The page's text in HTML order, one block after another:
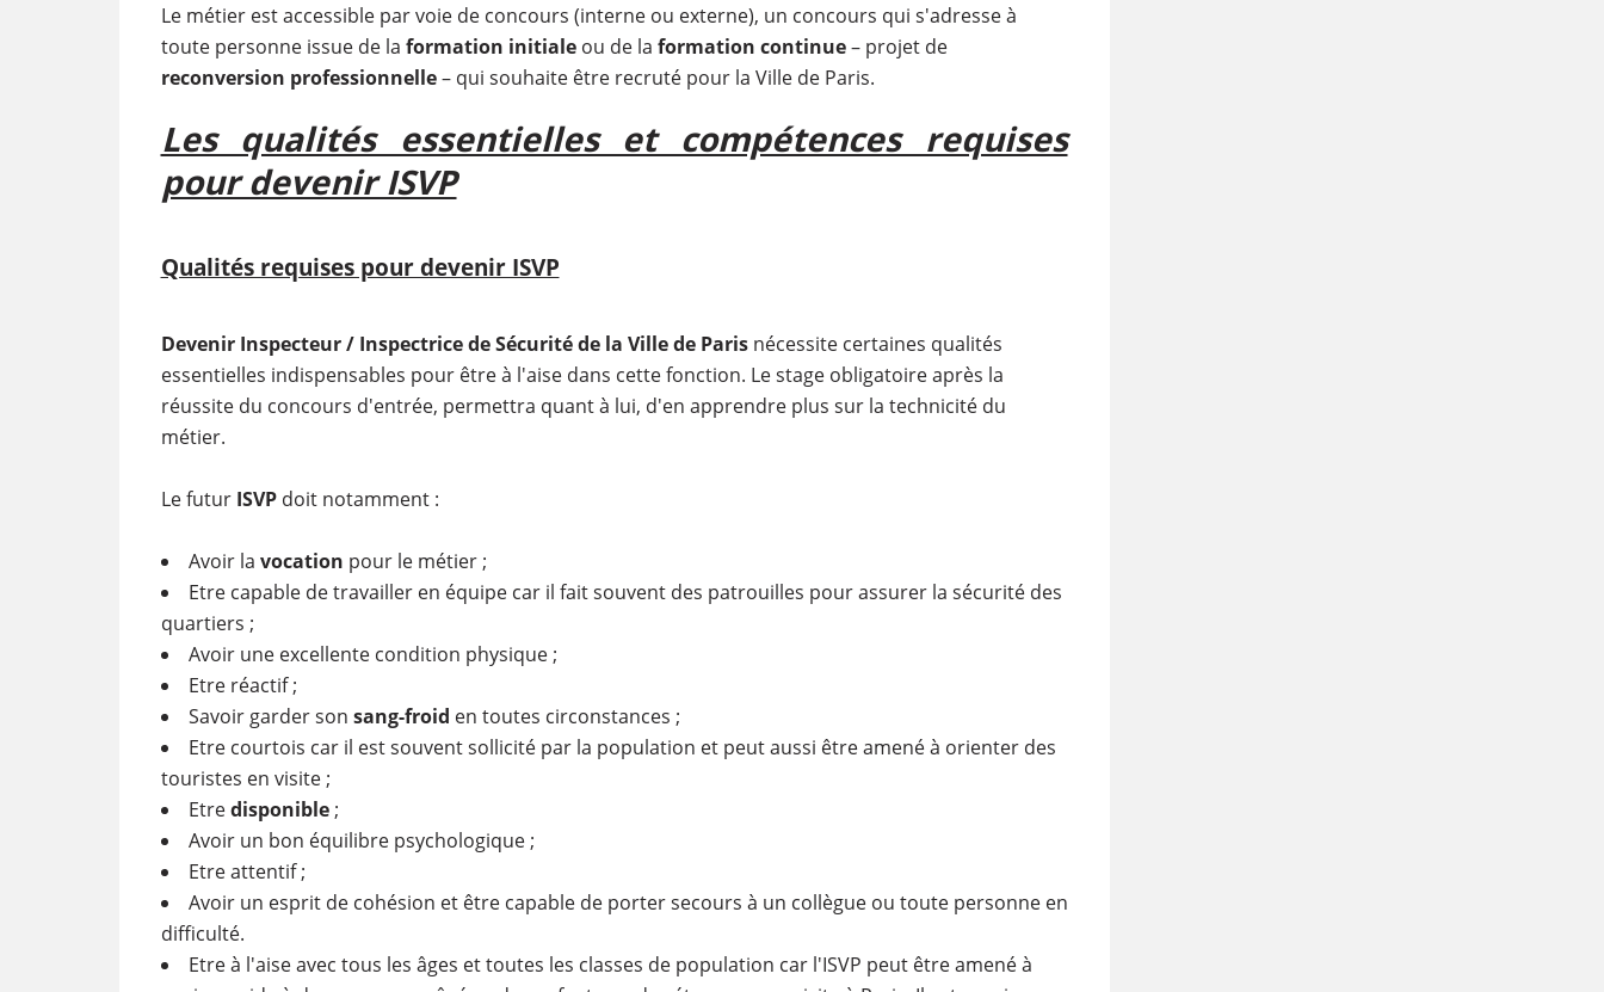
Le métier est accessible par voie de concours (interne ou externe), un concours qui s'adresse à
toute personne issue de la formation initialeou de la formation continue– projet de
reconversion professionnelle– qui souhaite être recruté pour la Ville de Paris.
Les qualités essentielles et compétences requises
pour devenir ISVP
Qualités requises pour devenir ISVP
Devenir Inspecteur / Inspectrice de Sécurité de la Ville de Parisnécessite certaines qualités
essentielles indispensables pour être à l'aise dans cette fonction. Le stage obligatoire après la
réussite du concours d'entrée, permettra quant à lui, d'en apprendre plus sur la technicité du
métier.
Le futur ISVPdoit notamment :
Avoir la vocation pour le métier ;
Etre capable de travailler en équipe car il fait souvent des patrouilles pour assurer la sécurité des
quartiers ;
Avoir une excellente condition physique ;
Etre réactif ;
Savoir garder son sang-froid en toutes circonstances ;
Etre courtois car il est souvent sollicité par la population et peut aussi être amené à orienter des
touristes en visite ;
Etredisponible;
Avoir un bon équilibre psychologique ;
Etre attentif ;
Avoir un esprit de cohésion et être capable de porter secours à un collègue ou toute personne en
difficulté.
Etre à l'aise avec tous les âges et toutes les classes de population car l'ISVP peut être amené à